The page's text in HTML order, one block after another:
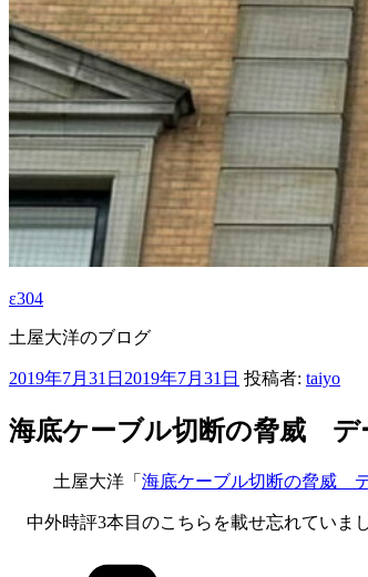
ε304
土屋大洋のブログ
投
日:
2019年7月31日 2019年7月31日 投稿者: taiyo
海底ケーブル切断の脅威 デ
土屋大洋「 海底ケーブル切断の脅威
中外時評3本目のこちらを載せ忘れていまし